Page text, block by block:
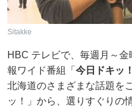
Sitakke
HBC テレビで、毎週月～
報ワイド番組「 今日ドキッ！
北海道のさまざまな話題を
ッ！」から、選りすぐりの